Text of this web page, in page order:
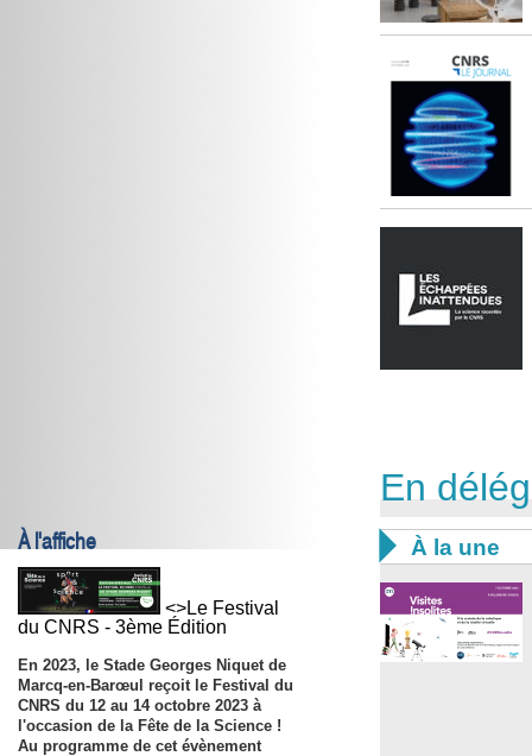
À l'affiche
<>Le Festival
du CNRS - 3ème Édition
En 2023, le Stade Georges Niquet de
Marcq-en-Barœul reçoit le Festival du
CNRS du 12 au 14 octobre 2023 à
l'occasion de la Fête de la Science !
Au programme de cet évènement
En
 À la une